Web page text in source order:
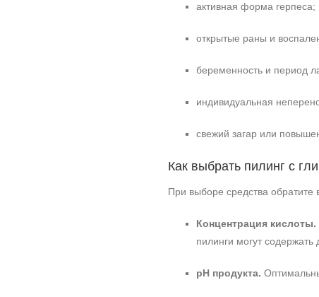
активная форма герпеса;
открытые раны и
беременность и период
индивидуальная
свежий загар или
Как выбрать пилинг с
При выборе средства
Концентрация кислоты.
пилинги могут
pH продукта.